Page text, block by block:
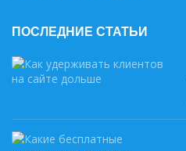
ПОСЛЕДНИЕ СТАТЬИ